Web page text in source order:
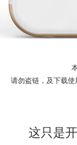
请勿盗链，及下载
这只是